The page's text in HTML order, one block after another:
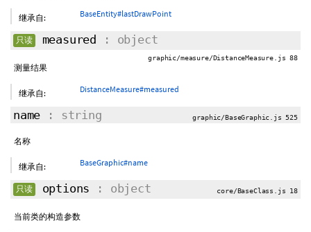
继承自: BaseEntity#lastDrawPoint
只读 measured : object
graphic/measure/DistanceMeasure.js 88
测量结果
继承自: DistanceMeasure#measured
name : string graphic/BaseGraphic.js 525
名称
继承自: BaseGraphic#name
只读 options : object core/BaseClass.js 18
当前类的构造参数